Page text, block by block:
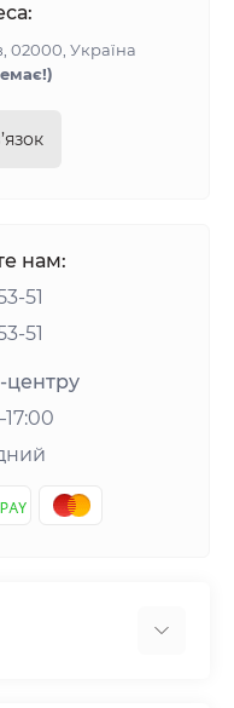
02000, Україна
нам:
51
51
центру